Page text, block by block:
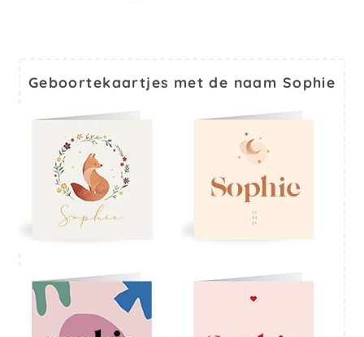
Geboortekaartjes met de naam Sophie